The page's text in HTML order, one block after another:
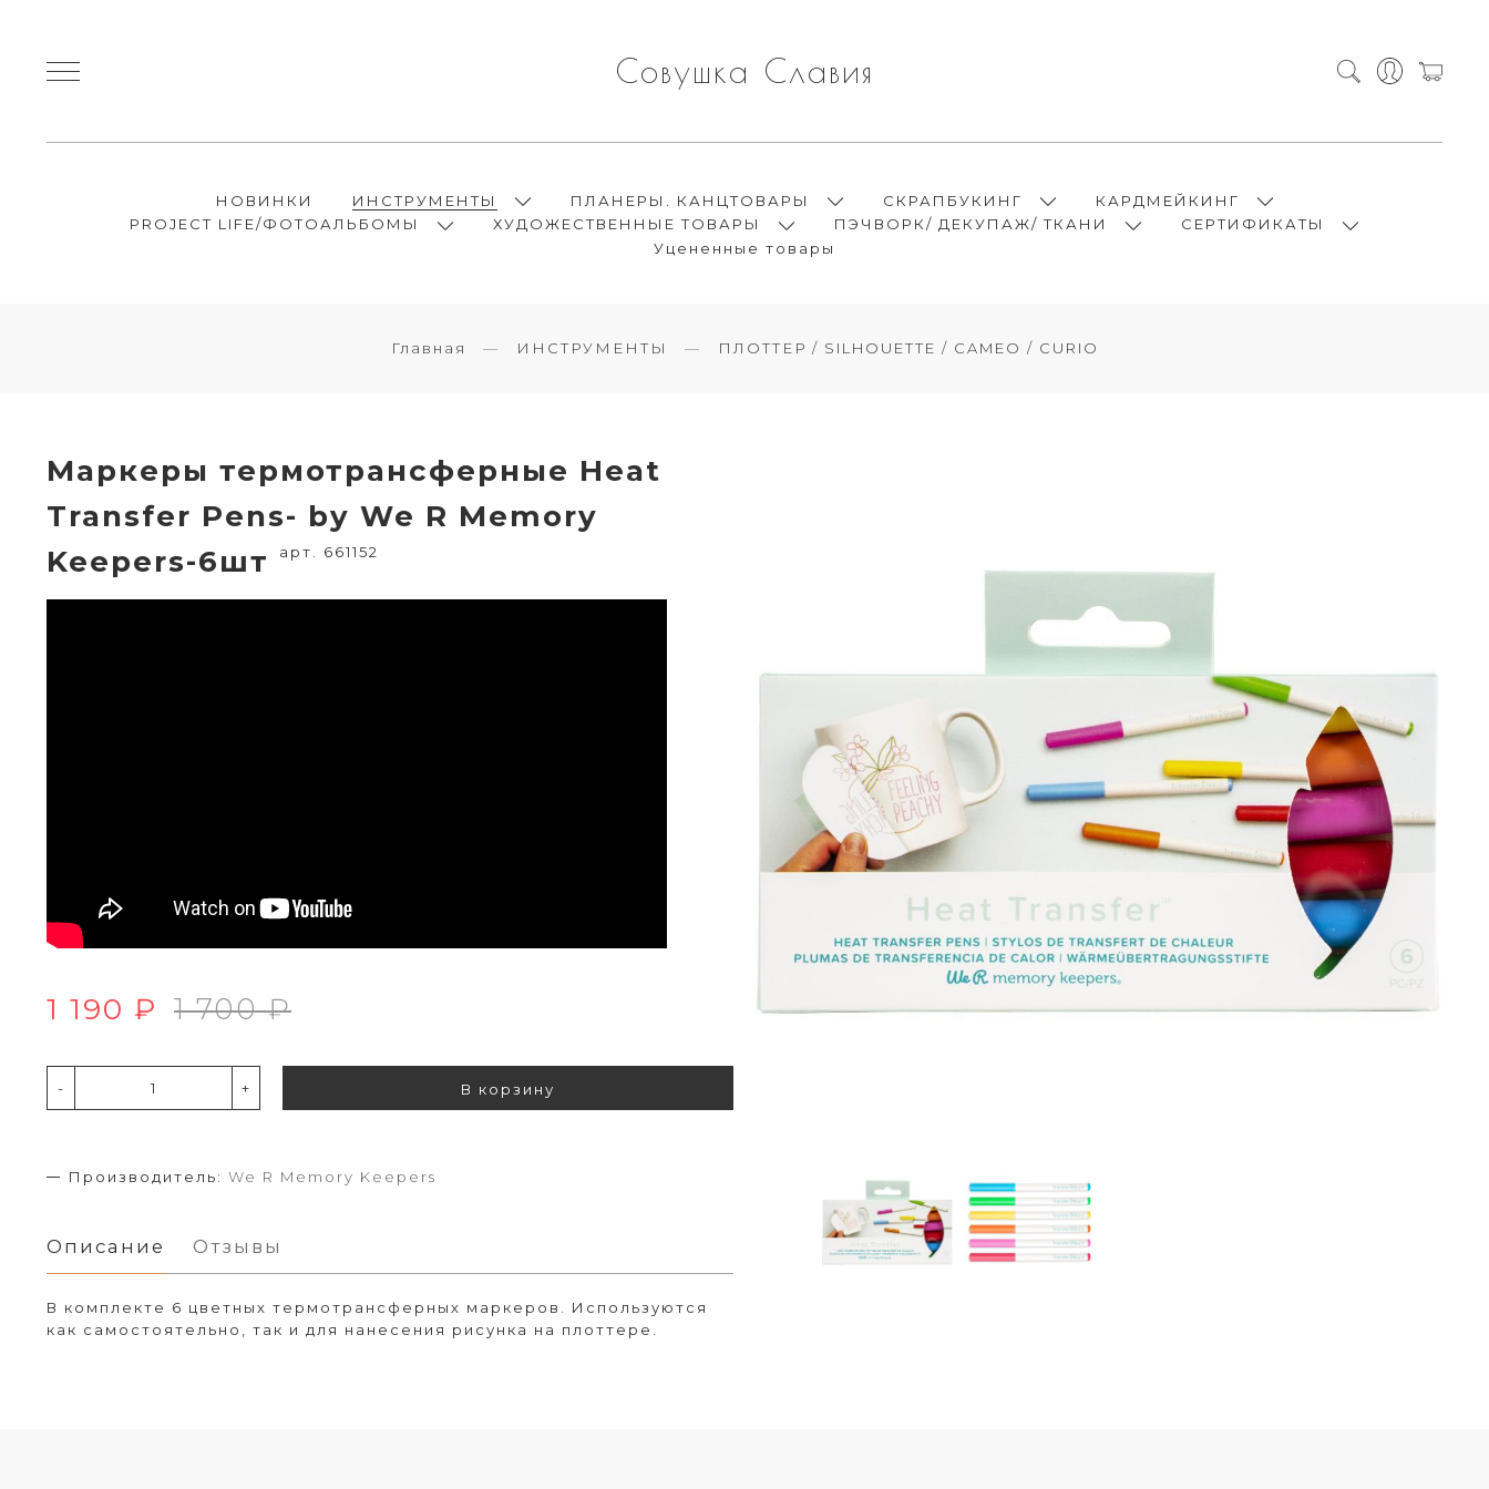
Совушка Славия
НОВИНКИ ИНСТРУМЕНТЫ ПЛАНЕРЫ. КАНЦТОВАРЫ СКРАПБУКИНГ
КАРДМЕЙКИНГ
PROJECT LIFE/ФОТОАЛЬБОМЫ
ХУДОЖЕСТВЕННЫЕ ТОВАРЫ ПЭЧВОРК/ ДЕКУПАЖ/ ТКАНИ
СЕРТИФИКАТЫ
Уцененные товары
Главная ИНСТРУМЕНТЫ ПЛОТТЕР / SILHOUETTE / CAMEO / CURIO
Маркеры термотрансферные Heat
Transfer Pens- by We R Memory
Keepers-6шт
арт. 661152
1 190 ₽ 1 700 ₽
- + В корзину
Производитель: We R Memory Keepers
Описание Отзывы
В комплекте 6 цветных термотрансферных маркеров. Используются
как самостоятельно, так и для нанесения рисунка на плоттере.